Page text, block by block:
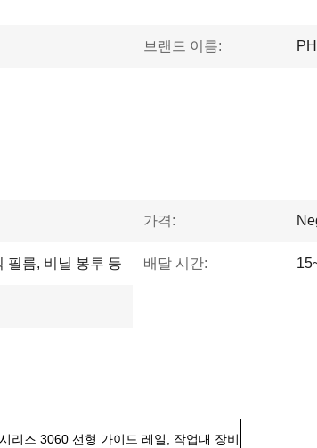
브랜드 이름:
가격:
필름, 비닐 봉투 등 배달 시간:
리즈 3060 선형 가이드 레일, 작업대 장비